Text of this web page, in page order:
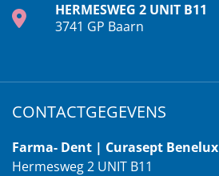
HERMESWEG 2 UNIT B11
3741 GP Baarn
CONTACTGEGEVENS
Farma- Dent | Curasept Benelux
Hermesweg 2 UNIT B11